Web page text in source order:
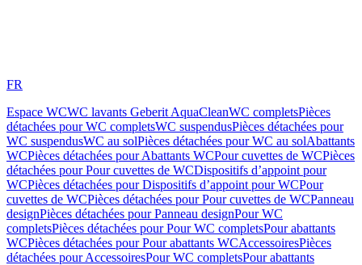
FR
Espace WCWC lavants Geberit AquaCleanWC completsPièces
détachées pour WC completsWC suspendusPièces détachées pour
WC suspendusWC au solPièces détachées pour WC au solAbattants
WCPièces détachées pour Abattants WCPour cuvettes de WCPièces
détachées pour Pour cuvettes de WCDispositifs d’appoint pour
WCPièces détachées pour Dispositifs d’appoint pour WCPour
cuvettes de WCPièces détachées pour Pour cuvettes de WCPanneau
designPièces détachées pour Panneau designPour WC
completsPièces détachées pour Pour WC completsPour abattants
WCPièces détachées pour Pour abattants WCAccessoiresPièces
détachées pour AccessoiresPour WC completsPour abattants